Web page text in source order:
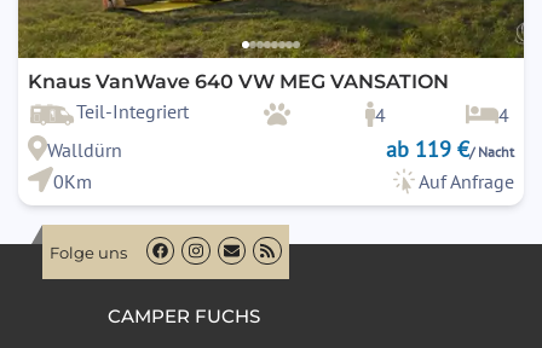
Knaus VanWave 640 VW MEG VANSATION
Teil-Integriert 4
4
Walldürn
ab 119 €/ Nacht
0Km Auf Anfrage
Folge uns
CAMPER FUCHS